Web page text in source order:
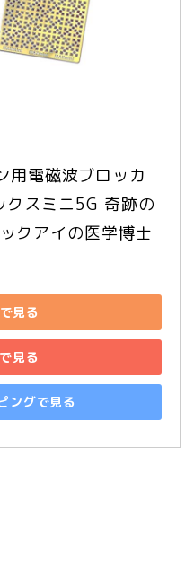
用電磁波ブロッカ
スミニ5G 奇跡の
クアイの医学博士
見る
見る
ングで見る